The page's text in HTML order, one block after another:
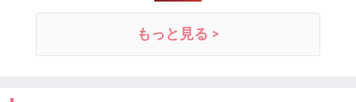
もっと見る >